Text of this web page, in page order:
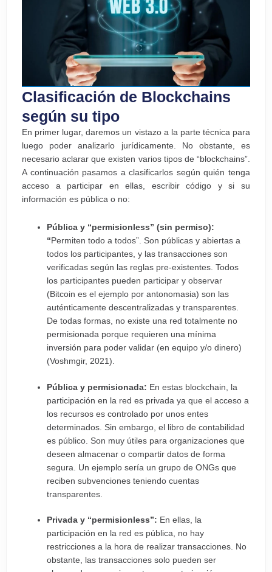
Clasificación de Blockchains
según su tipo
En primer lugar, daremos un vistazo a la parte técnica para
luego poder analizarlo jurídicamente. No obstante, es
necesario aclarar que existen varios tipos de “blockchains”.
A continuación pasamos a clasificarlos según quién tenga
acceso a participar en ellas, escribir código y si su
información es pública o no:
Pública y “permisionless” (sin permiso):
“ Permiten todo a todos”. Son públicas y abiertas a
todos los participantes, y las transacciones son
verificadas según las reglas pre-existentes. Todos
los participantes pueden participar y observar
(Bitcoin es el ejemplo por antonomasia) son las
auténticamente descentralizadas y transparentes.
De todas formas, no existe una red totalmente no
permisionada porque requieren una mínima
inversión para poder validar (en equipo y/o dinero)
(Voshmgir, 2021).
Pública y permisionada: En estas blockchain, la
participación en la red es privada ya que el acceso a
los recursos es controlado por unos entes
determinados. Sin embargo, el libro de contabilidad
es público. Son muy útiles para organizaciones que
deseen almacenar o compartir datos de forma
segura. Un ejemplo sería un grupo de ONGs que
reciben subvenciones teniendo cuentas
transparentes.
Privada y “permisionless”: En ellas, la
participación en la red es pública, no hay
restricciones a la hora de realizar transacciones. No
obstante, las transacciones solo pueden ser